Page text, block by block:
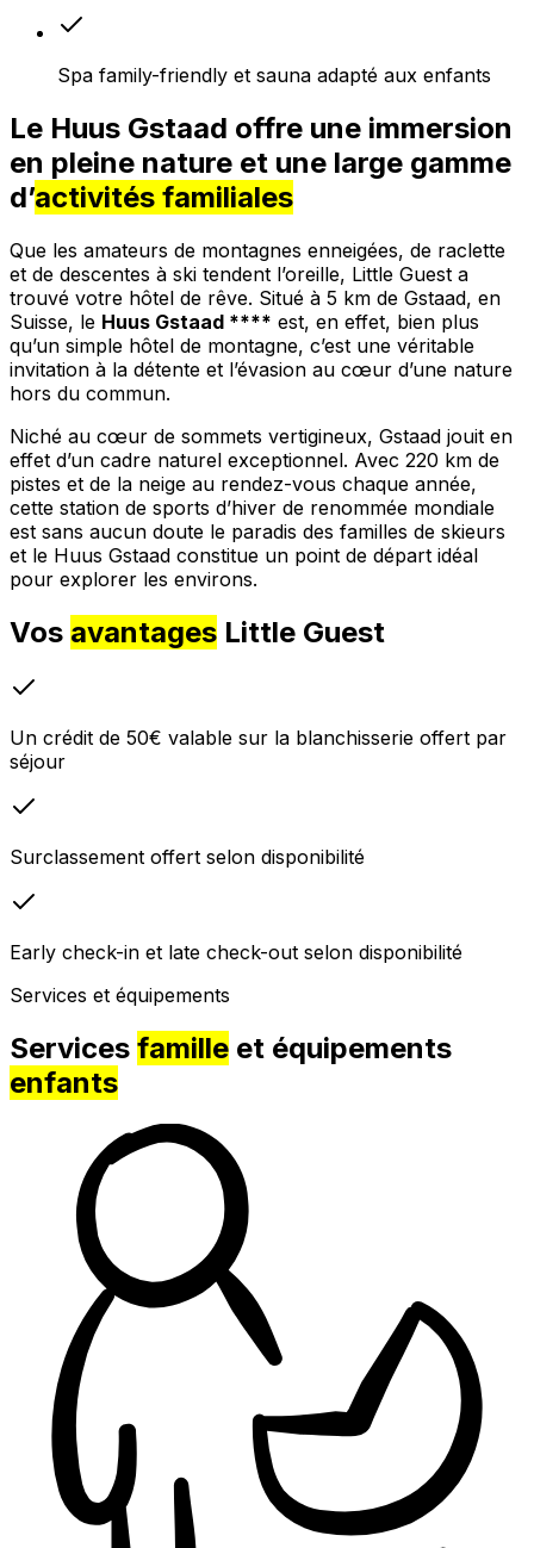
Spa family-friendly et sauna adapté aux enfants
Le Huus Gstaad offre une immersion
en pleine nature et une large gamme
d’activités familiales
Que les amateurs de montagnes enneigées, de raclette
et de descentes à ski tendent l’oreille, Little Guest a
trouvé votre hôtel de rêve. Situé à 5 km de Gstaad, en
Suisse, le Huus Gstaad **** est, en effet, bien plus
qu’un simple hôtel de montagne, c’est une véritable
invitation à la détente et l’évasion au cœur d’une nature
hors du commun.
Niché au cœur de sommets vertigineux, Gstaad jouit en
effet d’un cadre naturel exceptionnel. Avec 220 km de
pistes et de la neige au rendez-vous chaque année,
cette station de sports d’hiver de renommée mondiale
est sans aucun doute le paradis des familles de skieurs
et le Huus Gstaad constitue un point de départ idéal
pour explorer les environs.
Vos avantages Little Guest
Un crédit de 50€ valable sur la blanchisserie offert par
séjour
Surclassement offert selon disponibilité
Early check-in et late check-out selon disponibilité
Services et équipements
Services famille et équipements
enfants